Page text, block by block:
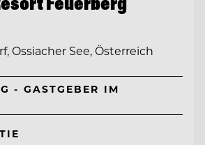
Ossiacher See, Österreich
- GASTGEBER IM